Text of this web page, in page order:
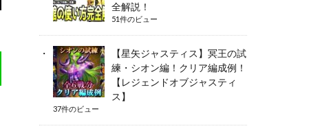
全解説！
51件のビュー
【星矢ジャスティス】冥王の試
練・シオン編！クリア編成例！
【レジェンドオブジャスティ
ス】
37件のビュー